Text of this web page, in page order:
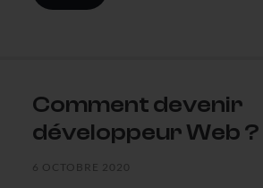
Comment devenir
développeur Web ?
6 OCTOBRE 2020